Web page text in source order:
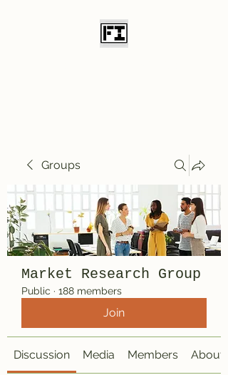
Groups
Market Research Group
Public · 188 members
Join
Discussion Media Members About